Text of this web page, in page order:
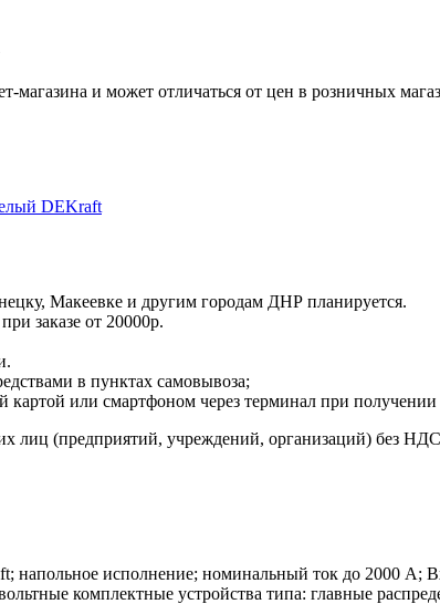
магазина и может отличаться от цен в розничных
DEKraft
Макеевке и другим городам ДНР планируется.
заказе от 20000р.
в пунктах самовывоза;
картой или смартфоном через терминал при
лиц (предприятий, учреждений, организаций) без
напольное исполнение; номинальный ток до 2000 А;
комплектные устройства типа: главные